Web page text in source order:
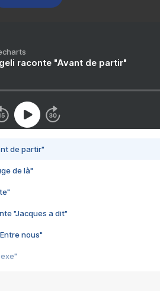
raconte "Avant de partir"
de partir"
de là"
"Jacques a dit"
nous"